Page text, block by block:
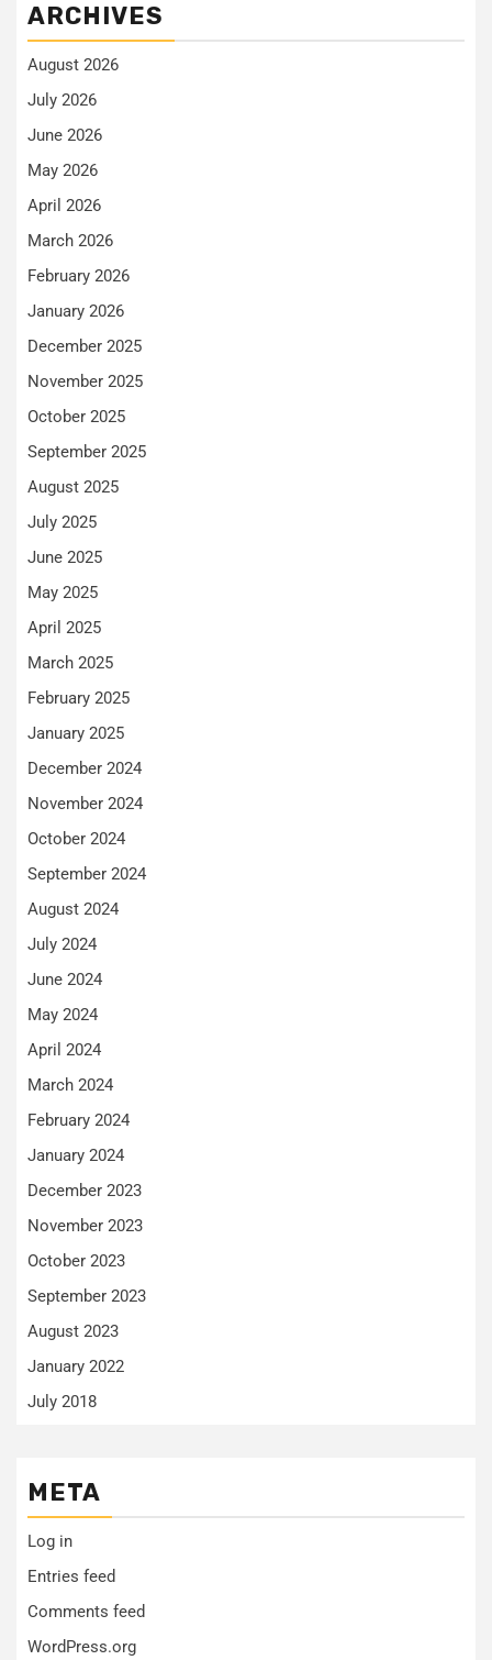
ARCHIVES
August 2026
July 2026
June 2026
May 2026
April 2026
March 2026
February 2026
January 2026
December 2025
November 2025
October 2025
September 2025
August 2025
July 2025
June 2025
May 2025
April 2025
March 2025
February 2025
January 2025
December 2024
November 2024
October 2024
September 2024
August 2024
July 2024
June 2024
May 2024
April 2024
March 2024
February 2024
January 2024
December 2023
November 2023
October 2023
September 2023
August 2023
January 2022
July 2018
META
Log in
Entries feed
Comments feed
WordPress.org